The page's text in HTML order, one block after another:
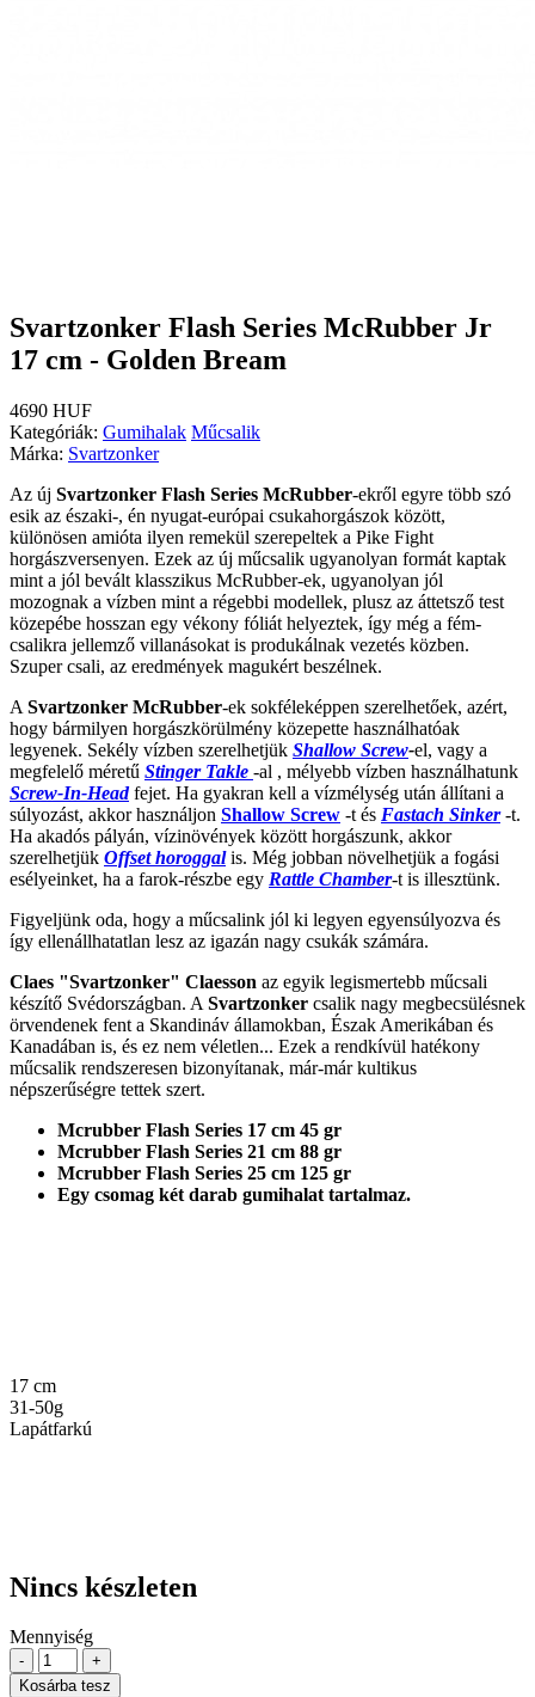
Svartzonker Flash Series McRubber Jr
17 cm - Golden Bream
4690 HUF
Kategóriák: Gumihalak Műcsalik
Márka: Svartzonker
Az új Svartzonker Flash Series McRubber-ekről egyre több szó
esik az északi-, én nyugat-európai csukahorgászok között,
különösen amióta ilyen remekül szerepeltek a Pike Fight
horgászversenyen. Ezek az új műcsalik ugyanolyan formát kaptak
mint a jól bevált klasszikus McRubber-ek, ugyanolyan jól
mozognak a vízben mint a régebbi modellek, plusz az áttetsző test
közepébe hosszan egy vékony fóliát helyeztek, így még a fém-
csalikra jellemző villanásokat is produkálnak vezetés közben.
Szuper csali, az eredmények magukért beszélnek.
A Svartzonker McRubber-ek sokféleképpen szerelhetőek, azért,
hogy bármilyen horgászkörülmény közepette használhatóak
legyenek. Sekély vízben szerelhetjük Shallow Screw-el, vagy a
megfelelő méretű Stinger Takle -al , mélyebb vízben használhatunk
Screw-In-Headfejet. Ha gyakran kell a vízmélység után állítani a
súlyozást, akkor használjon Shallow Screw -t és Fastach Sinker-t.
Ha akadós pályán, vízinövények között horgászunk, akkor
szerelhetjük Offset horoggalis. Még jobban növelhetjük a fogási
esélyeinket, ha a farok-részbe egy Rattle Chamber-t is illesztünk.
Figyeljünk oda, hogy a műcsalink jól ki legyen egyensúlyozva és
így ellenállhatatlan lesz az igazán nagy csukák számára.
Claes "Svartzonker" Claesson az egyik legismertebb műcsali
készítő Svédországban. A Svartzonker csalik nagy megbecsülésnek
örvendenek fent a Skandináv államokban, Észak Amerikában és
Kanadában is, és ez nem véletlen... Ezek a rendkívül hatékony
műcsalik rendszeresen bizonyítanak, már-már kultikus
népszerűségre tettek szert.
Mcrubber Flash Series 17 cm 45 gr
Mcrubber Flash Series 21 cm 88 gr
Mcrubber Flash Series 25 cm 125 gr
Egy csomag két darab gumihalat tartalmaz.
17 cm
31-50g
Lapátfarkú
Nincs készleten
Mennyiség
-
+
Kosárba tesz